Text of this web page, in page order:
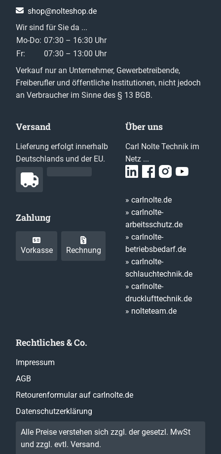
shop@nolteshop.de
Wir sind für Sie da ...
Mo-Do: 07:30 – 16:30 Uhr
Fr:
07:30 – 13:00 Uhr
Verkauf nur an Unternehmer, Gewerbetreibende,
Freiberufler und öffentliche Institutionen, nicht jedoch
an Verbraucher im Sinne des § 13 BGB.
Versand
Lieferung erfolgt innerhalb
Deutschlands und der EU.
Zahlung
Vorkasse Rechnung
Über uns
Carl Nolte Technik im
Netz ...
» carlnolte.de
» carlnolte-
arbeitsschutz.de
» carlnolte-
betriebsbedarf.de
» carlnolte-
schlauchtechnik.de
» carlnolte-
drucklufttechnik.de
» nolteteam.de
Rechtliches & Co.
Impressum
AGB
Retourenformular auf carlnolte.de
Datenschutzerklärung
Alle Preise verstehen sich zzgl. der gesetzl. MwSt
und zzgl. evtl. Versand.